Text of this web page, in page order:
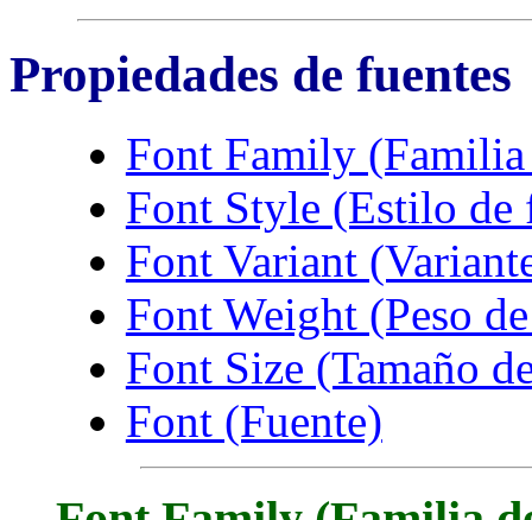
Propiedades de fuentes
Font Family
Font Style (Estilo de
Font Variant
Font Weight (Peso
Font Size (Tamaño
Font (Fuente)